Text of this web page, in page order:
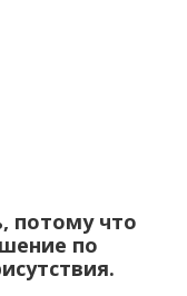
потому что
по